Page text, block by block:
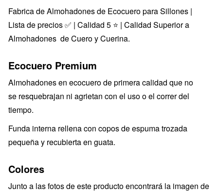
Fabrica de Almohadones de Ecocuero para Sillones |
Lista de precios ✅ | Calidad 5 ⭐ | Calidad Superior a
Almohadones de Cuero y Cuerina.
Ecocuero Premium
Almohadones en ecocuero de primera calidad que no
se resquebrajan ni agrietan con el uso o el correr del
tiempo.
Funda interna rellena con copos de espuma trozada
pequeña y recubierta en guata.
Colores
Junto a las fotos de este producto encontrará la imagen de